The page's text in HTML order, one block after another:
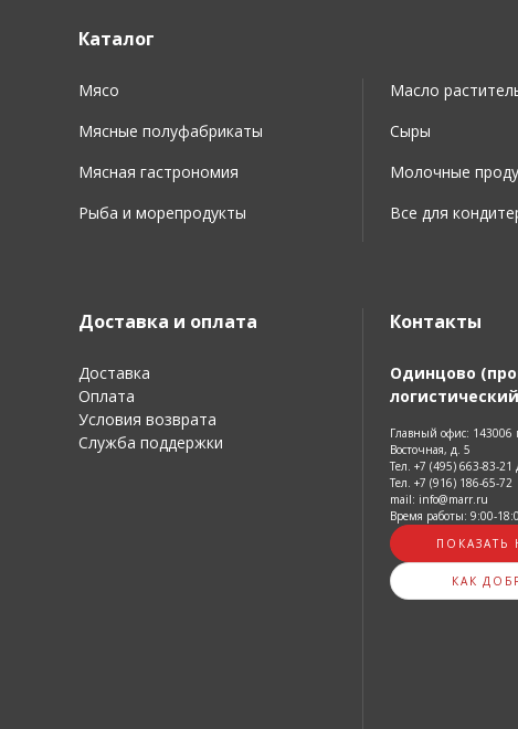
Каталог
Мясо
Мясные полуфабрикаты
Мясная гастрономия
Рыба и морепродукты
Масло
Сыры
Молочные
Все для
Доставка и оплата
Доставка
Оплата
Условия возврата
Служба поддержки
Контакты
Одинцово
Главный офис: 143006
Восточная, д. 5
Тел. +7 (495) 663-83-21
Тел. +7 (916) 186-65-72
mail: info@marr.ru
Время работы: 9:00-
ПОКАЗАТЬ
КАК